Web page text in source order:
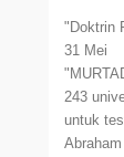
"Doktrin
31 Mei
243
untuk
Abraham